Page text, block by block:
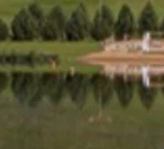
Курсы
полный бред! В
работать с 1С))).
Гомель, ул. 2-я